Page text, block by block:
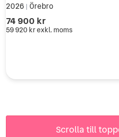
2026 Örebro
74 900 kr
59 920 krexkl. moms
Scrolla till